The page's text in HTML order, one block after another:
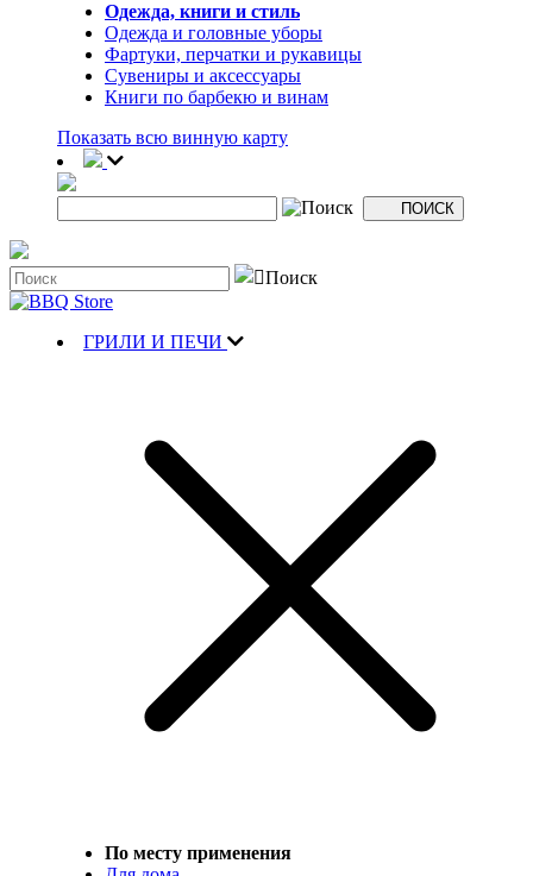
Одежда, книги и стиль
Одежда и головные уборы
Фартуки, перчатки и рукавицы
Сувениры и аксессуары
Книги по барбекю и винам
Показать всю винную карту
ГРИЛИ И ПЕЧИ
По месту применения